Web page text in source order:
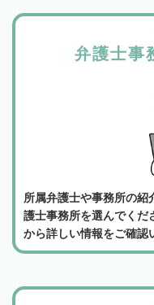
弁護士事
所属弁護士や事務所の紹
護士事務所を選んでくだ
から詳しい情報をご確認